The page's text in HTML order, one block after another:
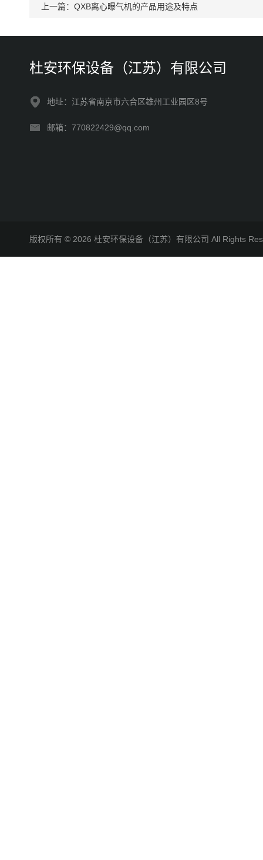
上一篇： QXB离心曝气机的产品用途及特点
杜安环保设备（江苏）有限公司
地址：江苏省南京市六合区雄州工业园区8号
邮箱：770822429@qq.com
版权所有 © 2026 杜安环保设备（江苏）有限公司 All Rights